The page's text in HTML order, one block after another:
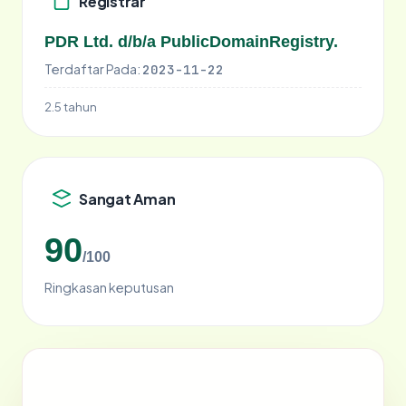
PDR Ltd. d/b/a PublicDomainRegistry.
Terdaftar Pada: 2023-11-22
2.5 tahun
Sangat Aman
90/100
Ringkasan keputusan